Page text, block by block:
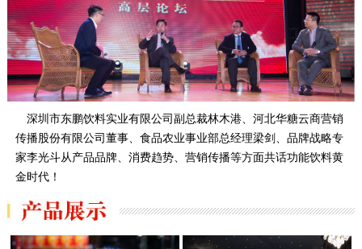
深圳市东鹏饮料实业有限公司副总裁林木港、河北华糖云商营销
传播股份有限公司董事、食品农业事业部总经理梁剑、品牌战略专
家李光斗从产品品牌、消费趋势、营销传播等方面共话功能饮料黄
金时代！